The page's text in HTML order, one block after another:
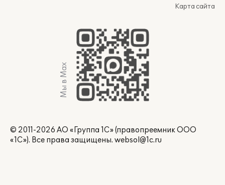
Карта сайта
Мы в Max
© 2011-2026 АО «Группа 1С» (правопреемник ООО
«1С»). Все права защищены. websol@1c.ru